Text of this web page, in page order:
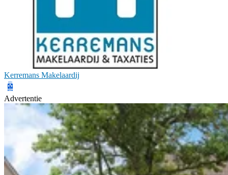
Kerremans Makelaardij
Advertentie